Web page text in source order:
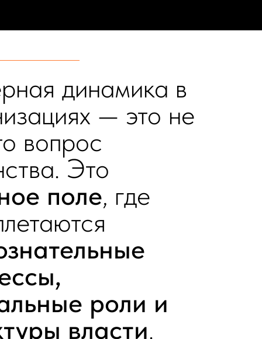
динамика в
— это не
вопрос
Это
поле, где
роли и
власти.